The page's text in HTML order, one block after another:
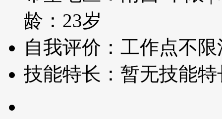
龄：23岁
自我评价：工作点不
技能特长：暂无技能特